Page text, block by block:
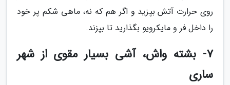
روی حرارت آتش بپزید و اگر هم که نه، ماهی شکم پر خود
را داخل فر و مایکرویو بگذارید تا بپزند.
7- بشته واش، آشی بسیار مقوی از شهر
ساری